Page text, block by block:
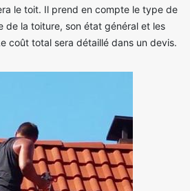
le toit. Il prend en compte le type de
de la toiture, son état général et les
coût total sera détaillé dans un devis.